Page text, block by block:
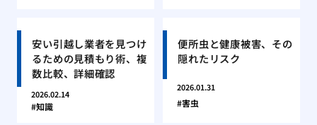
安い引越し業者を見つけ
るための見積もり術、複
数比較、詳細確認
2026.02.14
知識
便所虫と健康被害、その
隠れたリスク
2026.01.31
害虫